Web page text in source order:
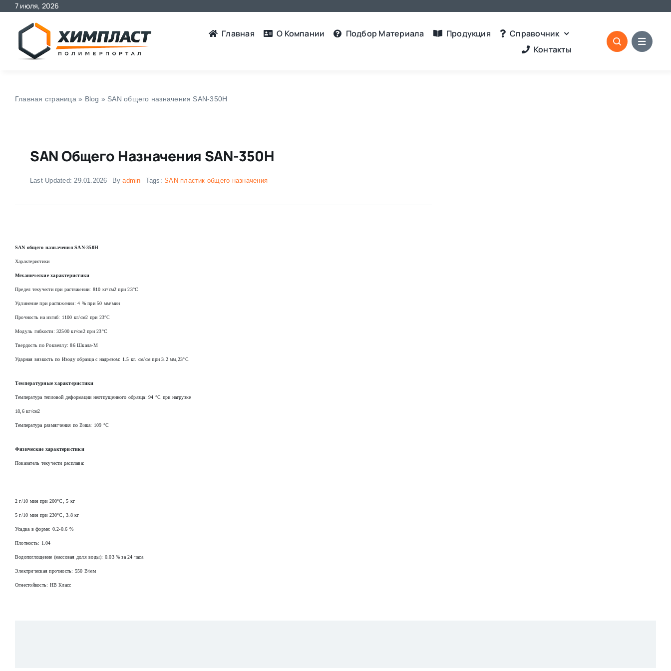
Skip
content
7 июля, 2026
Главная О Компании Подбор Материалa Продукция
Справочник
Контакты
Главная страница » Blog » SAN общего назначения SAN-350Н
SAN Общего Назначения SAN-350Н
Last Updated: 29.01.2026 Byadmin Tags:SAN пластик общего назначения
SAN общего назначения SAN-350Н
Характеристики
Механические характеристики
Предел текучести при растяжении: 810 кг/см2 при 23°С
Удлинение при растяжении: 4 % при 50 мм/мин
Прочность на изгиб: 1100 кг/см2 при 23°С
Модуль гибкости: 32500 кг/см2 при 23°С
Твердость по Роквеллу: 86 Шкала-М
Ударная вязкость по Изоду образца с надрезом: 1.5 кг. см/см при 3.2 мм,23°C
Температурные характеристики
Температура тепловой деформации неотпущенного образца: 94 °C при нагрузке
18,6 кг/см2
Температура размягчения по Вика: 109 °C
Физические характеристики
Показатель текучести расплава:
2 г/10 мин при 200°C, 5 кг
5 г/10 мин при 230°C, 3.8 кг
Усадка в форме: 0.2-0.6 %
Плотность: 1.04
Водопоглощение (массовая доля воды): 0.03 % за 24 часа
Электрическая прочность: 550 В/мм
Огнестойкость: HB Класс